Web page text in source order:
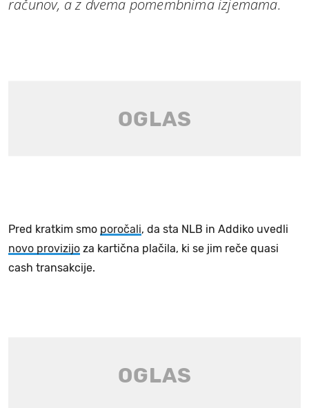
računov, a z dvema pomembnima izjemama.
Pred kratkim smo poročali, da sta NLB in Addiko uvedli
novo provizijo za kartična plačila, ki se jim reče quasi
cash transakcije.